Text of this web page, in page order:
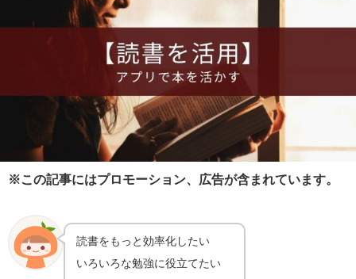
※この記事にはプロモーション、広告が含まれています。
読書をもっと効率化したい
いろいろな勉強に役立てたい